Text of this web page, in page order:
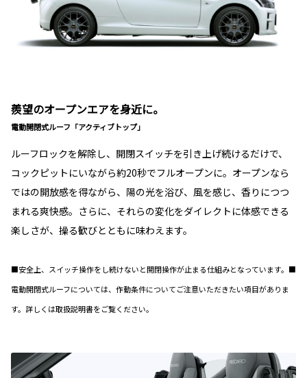
羨望のオープンエアを身近に。
電動開閉式ルーフ「アクティブトップ」
ルーフロックを解除し、開閉スイッチを引き上げ続けるだけで、
コックピットにいながら約20秒でフルオープンに。オープンなら
ではの開放感を得ながら、陽の光を浴び、風を感じ、香りにつつ
まれる爽快感。さらに、それらの変化をダイレクトに体感できる
楽しさが、操る歓びとともに味わえます。
■安全上、スイッチ操作をし続けないと開閉操作が止まる仕組みとなっています。■
電動開閉式ルーフについては、作動条件についてご注意いただきたい項目がありま
す。詳しくは取扱説明書をご覧ください。